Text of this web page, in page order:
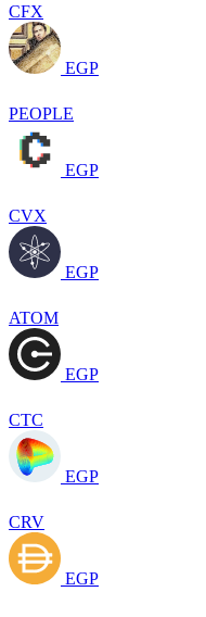
CFX
EGP
PEOPLE
EGP
CVX
EGP
ATOM
EGP
CTC
EGP
CRV
EGP